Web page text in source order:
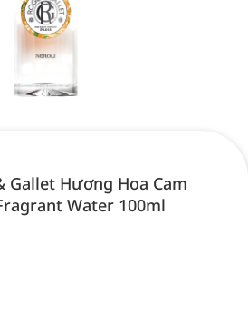
Gallet Hương Hoa Cam
Water 100ml